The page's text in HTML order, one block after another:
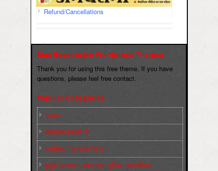
Refund/Cancellations
Max Responsive Wordpress Themse
Thank you for using this free theme. If you have
questions, please feel free contact.
Popular Categories
Slider
कारख़ाना इलाक़ों से
फ़ासीवाद / साम्‍प्रदायिकता
बुर्जुआ जनवाद – दमन तंत्र, पुलिस, न्‍यायपालिका